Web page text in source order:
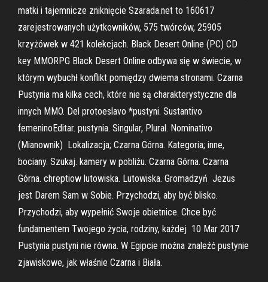
matki i tajemnicze zniknięcie Szarada.net to 160617
zarejestrowanych użytkowników, 575 twórców, 25905
krzyżówek w 421 kolekcjach. Black Desert Online (PC) CD
key MMORPG Black Desert Online odbywa się w świecie, w
którym wybuchł konflikt pomiędzy dwiema stronami. Czarna
Pustynia ma kilka cech, które nie są charakterystyczne dla
innych MMO. Del protoeslavo *pustyni. Sustantivo
femeninoEditar. pustynia. Singular, Plural. Nominativo
(Mianownik) Lokalizacja; Czarna Górna. Kategoria; inne,
bociany. Szukaj. kamery w pobliżu. Czarna Górna. Czarna
Górna. chreptiow lutowiska. Lutowiska. Gromadzyń Jezus
jest Darem Sam w Sobie. Przychodzi, aby być blisko.
Przychodzi, aby wypełnić Swoje obietnice. Chce być
fundamentem Twojego życia, rodziny, każdej 10 Mar 2017
Pustynia pustyni nie równa. W Egipcie można znaleźć pustynie
zjawiskowe, jak właśnie Czarna i Biała.